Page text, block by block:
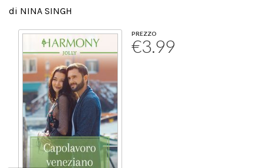
Calendario
di NINA SINGH
PREZZO
€3.99